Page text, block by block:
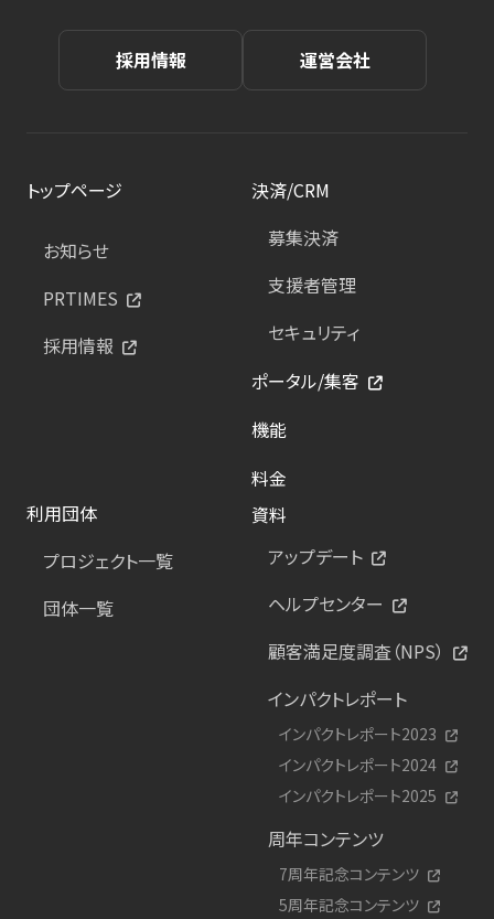
採用情報 運営会社
トップページ
お知らせ
PRTIMES
採用情報
決済/CRM
募集決済
支援者管理
セキュリティ
ポータル/集客
機能
料金
利用団体
プロジェクト一覧
団体一覧
資料
アップデート
ヘルプセンター
顧客満足度調査（NPS）
インパクトレポート
インパクトレポート2023
インパクトレポート2024
インパクトレポート2025
周年コンテンツ
7周年記念コンテンツ
5周年記念コンテンツ